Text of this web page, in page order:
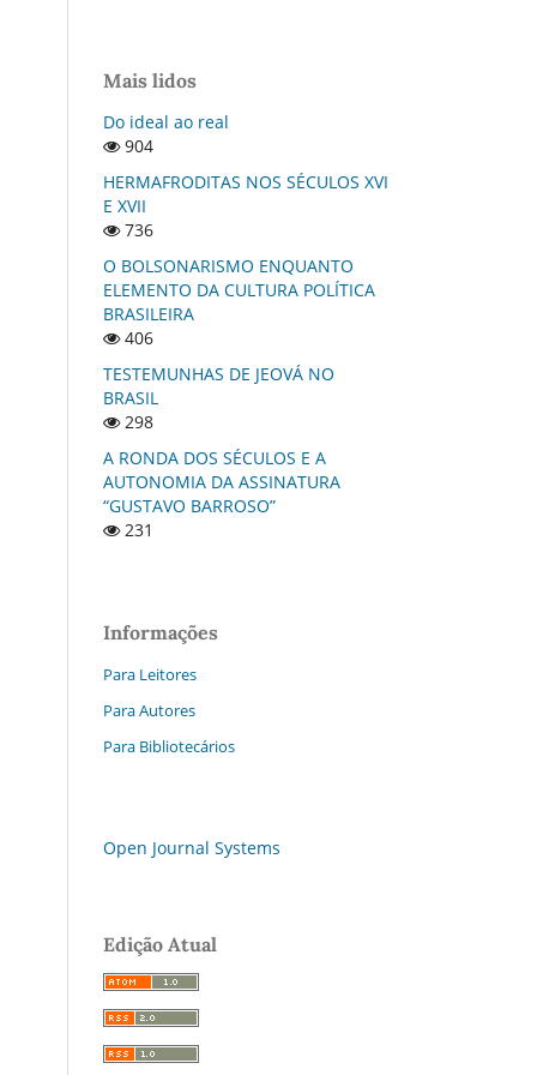
Mais lidos
Do ideal ao real
904
HERMAFRODITAS NOS SÉCULOS XVI
E XVII
736
O BOLSONARISMO ENQUANTO
ELEMENTO DA CULTURA POLÍTICA
BRASILEIRA
406
TESTEMUNHAS DE JEOVÁ NO
BRASIL
298
A RONDA DOS SÉCULOS E A
AUTONOMIA DA ASSINATURA
“GUSTAVO BARROSO”
231
Informações
Para Leitores
Para Autores
Para Bibliotecários
Open Journal Systems
Edição Atual